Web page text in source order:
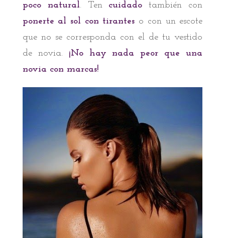
poco natural. Ten cuidado
también con
ponerte al sol con tirantes o con un escote
que no se corresponda con el de tu vestido
de novia. ¡No hay nada peor que una
novia con marcas!